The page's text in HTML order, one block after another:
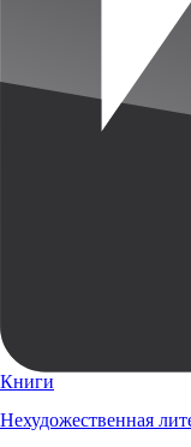
Книги
Нехудожественная